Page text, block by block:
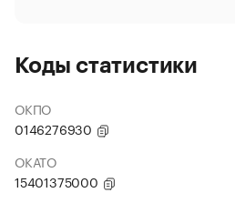
Коды статистики
ОКПО
0146276930
ОКАТО
15401375000